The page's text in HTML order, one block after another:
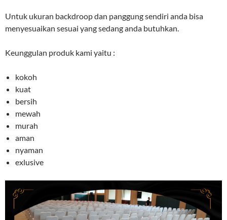
Untuk ukuran backdroop dan panggung sendiri anda bisa
menyesuaikan sesuai yang sedang anda butuhkan.
Keunggulan produk kami yaitu :
kokoh
kuat
bersih
mewah
murah
aman
nyaman
exlusive